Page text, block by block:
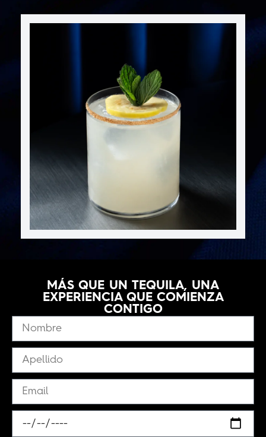
MÁS QUE UN TEQUILA, UNA
EXPERIENCIA QUE COMIENZA
CONTIGO